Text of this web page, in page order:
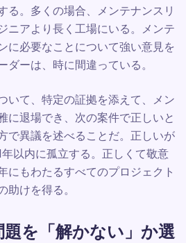
る。多くの場合、メンテナンスリ
ニアより長く工場にいる。メンテ
に必要なことについて強い意見を
ダーは、時に間違っている。
いて、特定の証拠を添えて、メン
に退場でき、次の案件で正しいと
で異議を述べることだ。正しいが
以内に孤立する。正しくて敬意
にもわたるすべてのプロジェクト
助けを得る。
題を「解かない」か選